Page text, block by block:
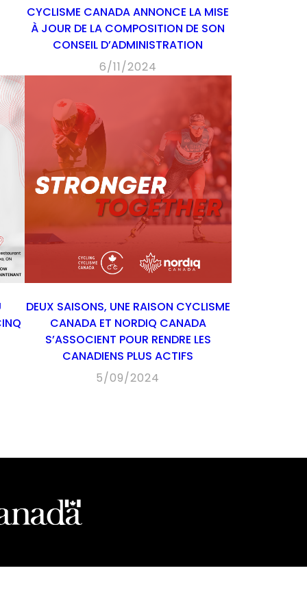
CYCLISME CANADA ANNONCE LA MISE
À JOUR DE LA COMPOSITION DE SON
CONSEIL D’ADMINISTRATION
6/11/2024
DEUX SAISONS, UNE RAISON CYCLISME
CANADA ET NORDIQ CANADA
S’ASSOCIENT POUR RENDRE LES
CANADIENS PLUS ACTIFS
5/09/2024